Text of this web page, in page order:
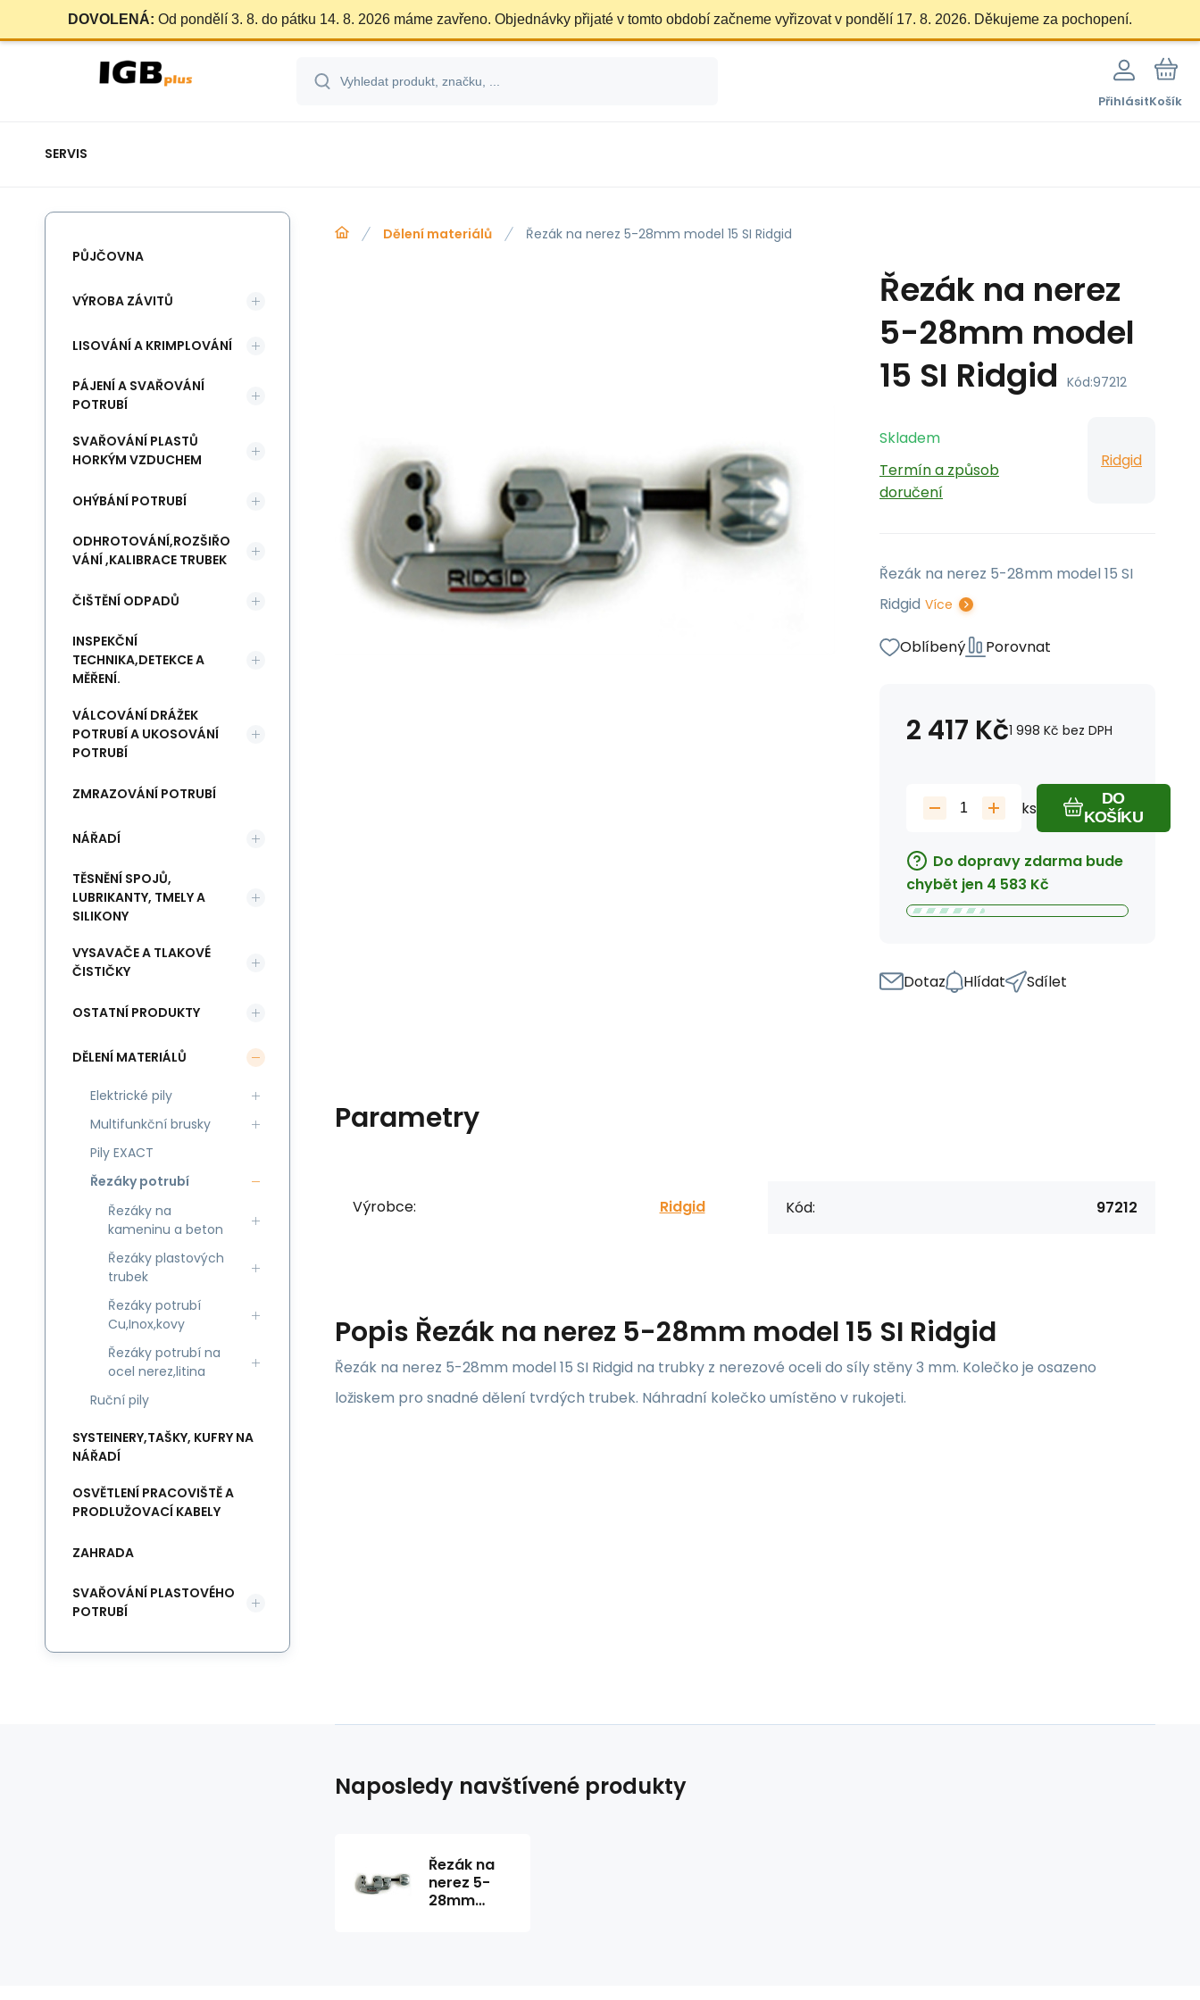
DOVOLENÁ: Od pondělí 3. 8. do pátku 14. 8. 2026 máme zavřeno. Objednávky přijaté v tomto období začneme vyřizovat v pondělí 17. 8. 2026. Děkujeme za pochopení.
PřihlásitKošík
SERVIS
Dělení materiálů Řezák na nerez 5-28mm model 15 SI Ridgid
Řezák na nerez
5-28mm model
15 SI Ridgid Kód:97212
Skladem
Termín a způsob
doručení
Ridgid
Řezák na nerez 5-28mm model 15 SI
Ridgid Více
Oblíbený Porovnat
2 417 Kč1 998 Kč bez DPH
ks
DO
KOŠÍKU
Do dopravy zdarma bude
chybět jen 4 583 Kč
Dotaz Hlídat Sdílet
Parametry
Výrobce: Ridgid Kód: 97212
Popis Řezák na nerez 5-28mm model 15 SI Ridgid
Řezák na nerez 5-28mm model 15 SI Ridgid na trubky z nerezové oceli do síly stěny 3 mm. Kolečko je osazeno
ložiskem pro snadné dělení tvrdých trubek. Náhradní kolečko umístěno v rukojeti.
PŮJČOVNA
VÝROBA ZÁVITŮ
LISOVÁNÍ A KRIMPLOVÁNÍ
PÁJENÍ A SVAŘOVÁNÍ
POTRUBÍ
SVAŘOVÁNÍ PLASTŮ
HORKÝM VZDUCHEM
OHÝBÁNÍ POTRUBÍ
ODHROTOVÁNÍ,ROZŠIŘO
VÁNÍ ,KALIBRACE TRUBEK
ČIŠTĚNÍ ODPADŮ
INSPEKČNÍ
TECHNIKA,DETEKCE A
MĚŘENÍ.
VÁLCOVÁNÍ DRÁŽEK
POTRUBÍ A UKOSOVÁNÍ
POTRUBÍ
ZMRAZOVÁNÍ POTRUBÍ
NÁŘADÍ
TĚSNĚNÍ SPOJŮ,
LUBRIKANTY, TMELY A
SILIKONY
VYSAVAČE A TLAKOVÉ
ČISTIČKY
OSTATNÍ PRODUKTY
DĚLENÍ MATERIÁLŮ
Elektrické pily
Multifunkční brusky
Pily EXACT
Řezáky potrubí
Řezáky na
kameninu a beton
Řezáky plastových
trubek
Řezáky potrubí
Cu,Inox,kovy
Řezáky potrubí na
ocel nerez,litina
Ruční pily
SYSTEINERY,TAŠKY, KUFRY NA
NÁŘADÍ
OSVĚTLENÍ PRACOVIŠTĚ A
PRODLUŽOVACÍ KABELY
ZAHRADA
SVAŘOVÁNÍ PLASTOVÉHO
POTRUBÍ
Naposledy navštívené produkty
Řezák na
nerez 5-
28mm